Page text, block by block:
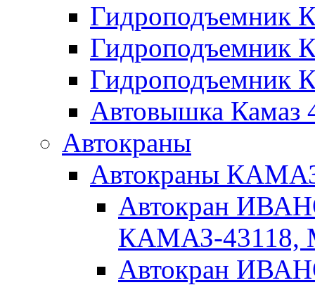
Гидроподъемник
Гидроподъемник
Гидроподъемник
Автовышка Камаз
Автокраны
Автокраны
Автокран
КАМАЗ-43118,
Автокран